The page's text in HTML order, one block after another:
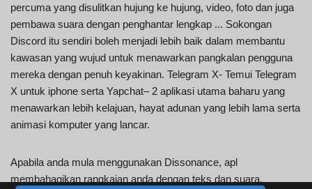
percuma yang disulitkan hujung ke hujung, video, foto dan juga
pembawa suara dengan penghantar lengkap ... Sokongan
Discord itu sendiri boleh menjadi lebih baik dalam membantu
kawasan yang wujud untuk menawarkan pangkalan pengguna
mereka dengan penuh keyakinan. Telegram X- Temui Telegram
X untuk iphone serta Yapchat– 2 aplikasi utama baharu yang
menawarkan lebih kelajuan, hayat adunan yang lebih lama serta
animasi komputer yang lancar.
Apabila anda mula menggunakan Dissonance, apl
membahagikan rangkaian anda dengan teks dan suara.